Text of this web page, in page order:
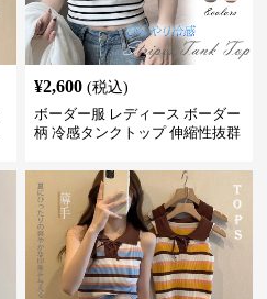
¥2,600 (税込)
ボーダー服 レディース ボーダー
柄 冷感タンクトップ 伸縮性抜群